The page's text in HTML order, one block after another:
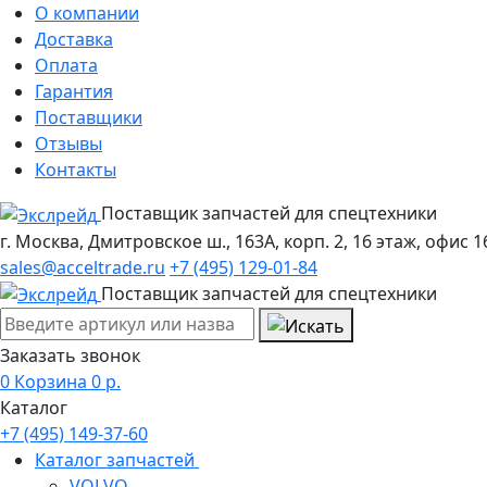
О компании
Доставка
Оплата
Гарантия
Поставщики
Отзывы
Контакты
Поставщик запчастей для спецтехники
г. Москва, Дмитровское ш., 163А, корп. 2, 16 этаж, офис
sales@acceltrade.ru +7 (495) 129-01-84
Поставщик запчастей для спецтехники
Заказать звонок
0 Корзина 0 р.
Каталог
+7 (495) 149-37-60
Каталог запчастей